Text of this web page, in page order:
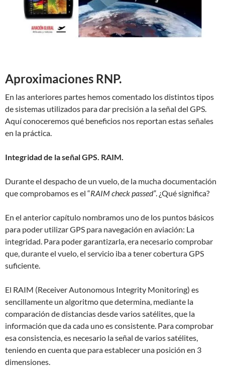
Aproximaciones RNP.
En las anteriores partes hemos comentado los distintos tipos
de sistemas utilizados para dar precisión a la señal del GPS.
Aquí conoceremos qué beneficios nos reportan estas señales
en la práctica.
Integridad de la señal GPS. RAIM.
Durante el despacho de un vuelo, de la mucha documentación
que comprobamos es el “RAIM check passed”. ¿Qué significa?
En el anterior capítulo nombramos uno de los puntos básicos
para poder utilizar GPS para navegación en aviación: La
integridad. Para poder garantizarla, era necesario comprobar
que, durante el vuelo, el servicio iba a tener cobertura GPS
suficiente.
El RAIM (Receiver Autonomous Integrity Monitoring) es
sencillamente un algoritmo que determina, mediante la
comparación de distancias desde varios satélites, que la
información que da cada uno es consistente. Para comprobar
esa consistencia, es necesario la señal de varios satélites,
teniendo en cuenta que para establecer una posición en 3
dimensiones.